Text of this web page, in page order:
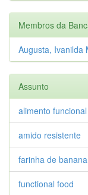
Membros da
Augusta, Ivanilda
Assunto
alimento funcional
amido resistente
farinha de
functional food